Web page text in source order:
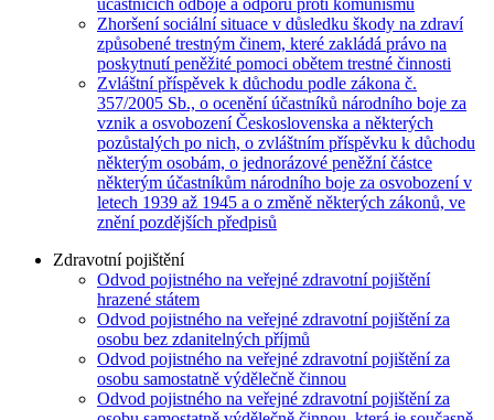
účastnících odboje a odporu proti komunismu
Zhoršení sociální situace v důsledku škody na zdraví
způsobené trestným činem, které zakládá právo na
poskytnutí peněžité pomoci obětem trestné činnosti
Zvláštní příspěvek k důchodu podle zákona č.
357/2005 Sb., o ocenění účastníků národního boje za
vznik a osvobození Československa a některých
pozůstalých po nich, o zvláštním příspěvku k důchodu
některým osobám, o jednorázové peněžní částce
některým účastníkům národního boje za osvobození v
letech 1939 až 1945 a o změně některých zákonů, ve
znění pozdějších předpisů
Zdravotní pojištění
Odvod pojistného na veřejné zdravotní pojištění
hrazené státem
Odvod pojistného na veřejné zdravotní pojištění za
osobu bez zdanitelných příjmů
Odvod pojistného na veřejné zdravotní pojištění za
osobu samostatně výdělečně činnou
Odvod pojistného na veřejné zdravotní pojištění za